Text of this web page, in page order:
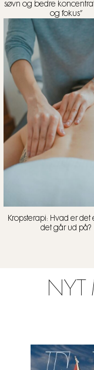
søvn og bedre
og fokus”
Kropsterapi: Hvad er det
det går ud på?
NYT